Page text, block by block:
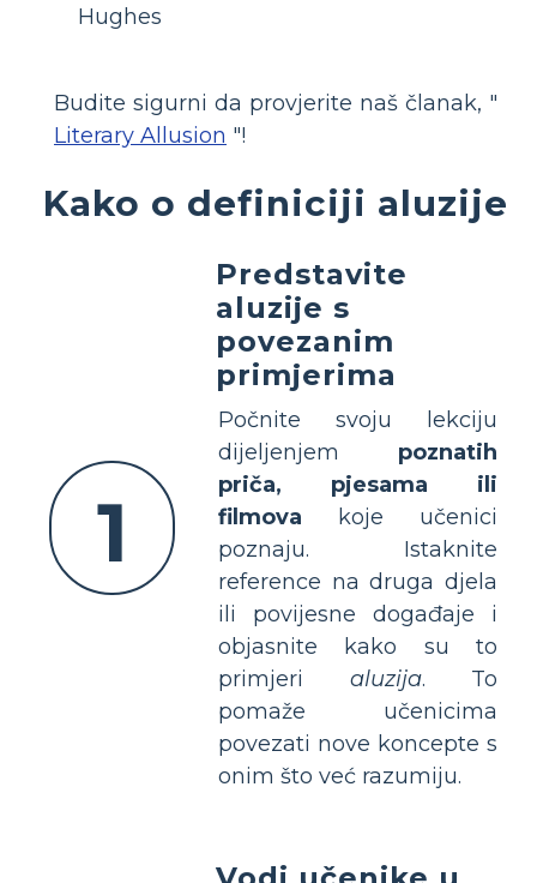
Hughes
Budite sigurni da provjerite naš članak, "
Literary Allusion "!
Kako o definiciji aluzije
1
Predstavite
aluzije s
povezanim
primjerima
Počnite svoju lekciju
dijeljenjem poznatih
priča, pjesama ili
filmova koje učenici
poznaju. Istaknite
reference na druga djela
ili povijesne događaje i
objasnite kako su to
primjeri aluzija. To
pomaže učenicima
povezati nove koncepte s
onim što već razumiju.